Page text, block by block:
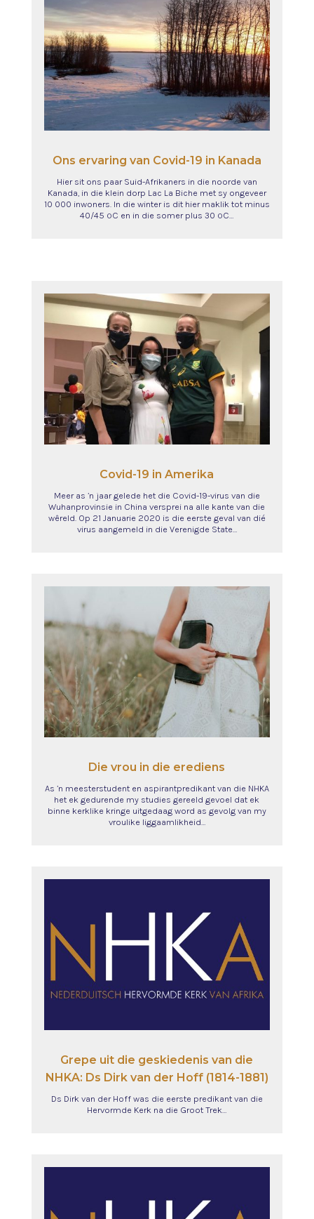
Ons ervaring van Covid-19 in Kanada
Hier sit ons paar Suid-Afrikaners in die noorde van
Kanada, in die klein dorp Lac La Biche met sy ongeveer
10 000 inwoners. In die winter is dit hier maklik tot minus
40/45 ºC en in die somer plus 30 ºC…
Covid-19 in Amerika
Meer as ’n jaar gelede het die Covid-19-virus van die
Wuhanprovinsie in China versprei na alle kante van die
wêreld. Op 21 Januarie 2020 is die eerste geval van dié
virus aangemeld in die Verenigde State…
Die vrou in die erediens
As ’n meesterstudent en aspirantpredikant van die NHKA
het ek gedurende my studies gereeld gevoel dat ek
binne kerklike kringe uitgedaag word as gevolg van my
vroulike liggaamlikheid…
Grepe uit die geskiedenis van die
NHKA: Ds Dirk van der Hoff (1814-1881)
Ds Dirk van der Hoff was die eerste predikant van die
Hervormde Kerk na die Groot Trek…